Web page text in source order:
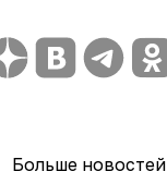
Больше новостей